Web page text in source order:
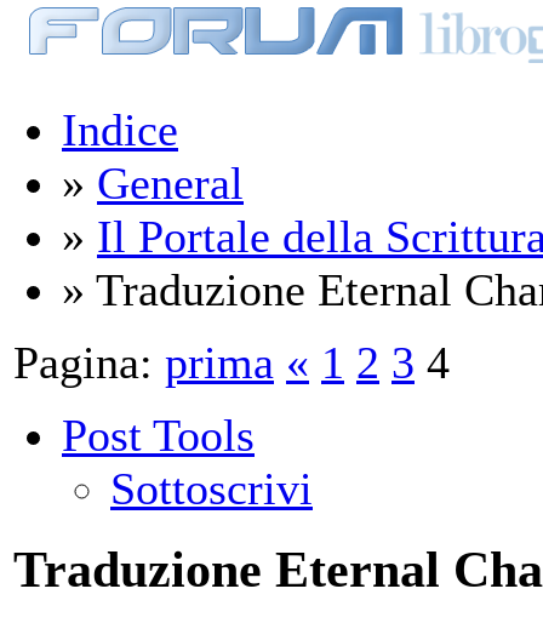
Indice
» General
» Il Portale della
» Traduzione Eternal
Pagina: prima « 1 2 3 4
Post Tools
Sottoscrivi
Traduzione Eternal